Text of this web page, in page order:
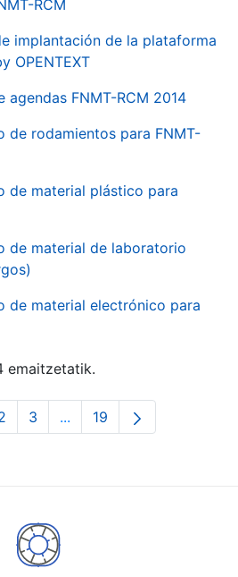
RCM
implantación de la plataforma
OPENTEXT
agendas FNMT-RCM 2014
de rodamientos para FNMT-
de material plástico para
de material de laboratorio
de material electrónico para
emaitzetatik.
OrrialdeaOrrialdea
3 ...Intermediate Pages Use
Orrialdea
19